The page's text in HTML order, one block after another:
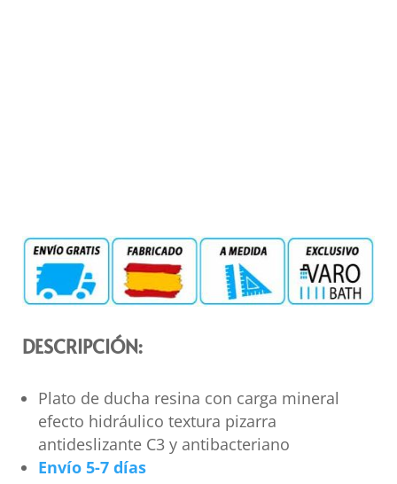
DESCRIPCIÓN:
Plato de ducha resina con carga mineral
efecto hidráulico textura pizarra
antideslizante C3 y antibacteriano
Envío 5-7 días